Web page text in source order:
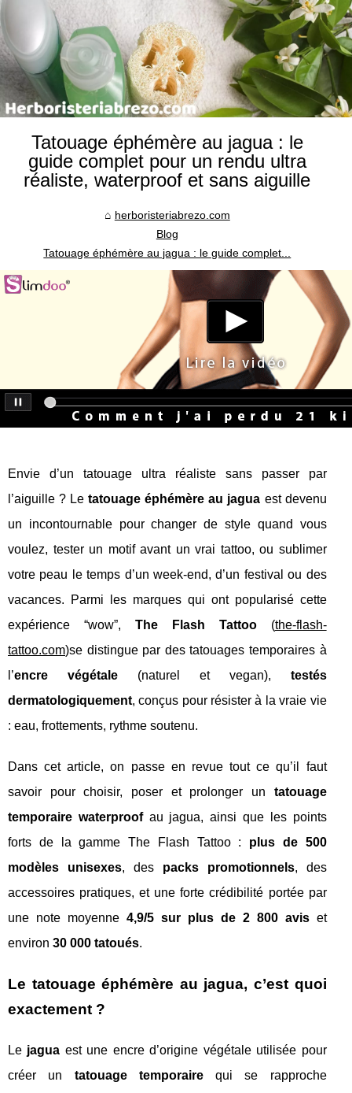
Tatouage éphémère au jagua : le
guide complet pour un rendu ultra
réaliste, waterproof et sans aiguille
herboristeriabrezo.com
Blog
Tatouage éphémère au jagua : le guide complet...
Envie d’un tatouage ultra réaliste sans passer par
l’aiguille ? Letatouage éphémère au jagua est devenu
un incontournable pour changer de style quand vous
voulez, tester un motif avant un vrai tattoo, ou sublimer
votre peau le temps d’un week-end, d’un festival ou des
vacances. Parmi les marques qui ont popularisé cette
expérience “wow”, The Flash Tattoo(the-flash-
tattoo.com)se distingue par des tatouages temporaires à
l’encre végétale(naturel et vegan), testés
dermatologiquement, conçus pour résister à la vraie vie
: eau, frottements, rythme soutenu.
Dans cet article, on passe en revue tout ce qu’il faut
savoir pour choisir, poser et prolonger un tatouage
temporaire waterproofau jagua, ainsi que les points
forts de la gamme The Flash Tattoo : plus de 500
modèles unisexes, des packs promotionnels, des
accessoires pratiques, et une forte crédibilité portée par
une note moyenne 4,9/5 sur plus de 2 800 aviset
environ 30 000 tatoués.
Le tatouage éphémère au jagua, c’est quoi
exactement ?
Le jagua est une encre d’origine végétale utilisée pour
créer un tatouage temporairequi se rapproche